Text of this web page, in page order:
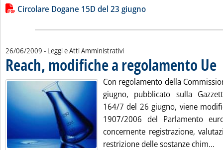
Lista allegati PDF alla notizia
Circolare Dogane 15D del 23 giugno
26/06/2009 - Leggi e Atti Amministrativi
Reach, modifiche a regolamento Ue
Con regolamento della
giugno, pubblicato sulla
164/7 del 26 giugno, viene
1907/2006 del Parlamento
concernente registrazione,
restrizione delle sostanze chim...